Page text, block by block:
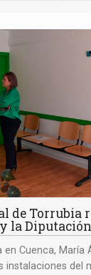
de Torrubia
la Diputación
en Cuenca, María
instalaciones del